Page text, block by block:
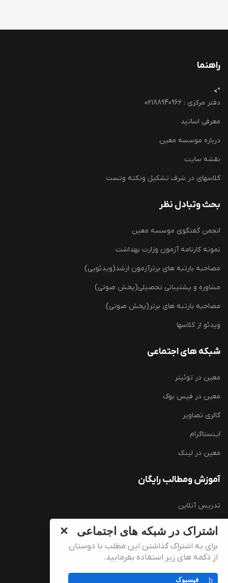
راهنما
">
دفتر مرکزی : 02188940962
معرفی اساتید
درباره موسسه معین
نقشه سایت
کلاسهای در شرف تشکیل ونکته وتست
بحث وتبادل نظر
انجمن گفتگوی موسسه معین
نمونه کارنامه آزمون وزارت بهداشت
مصاحبه بارتبه های برترآزمون ارشد(ویدئویی)
مشاوره و پشتیبانی تحصیلی(پخش صوتی)
مصاحبه بارتبه های برتر(پخش صوتی)
ویدئو از کلاسها
شبکه های اجتماعی
معین در توئیتر
معین در فیس بوک
گالری تصاویر
اینستاگرام
معین در لینک
آموزش ومطالب رایگان
تدریس آنلاین
آموزش زبان انگلیسی (رایگان)
سوالات کارشناسی ارشد وزارت بهداشت
سوالات دکتری تخصصی وزارت بهداشت
اشتراک در شبکه های اجتماعی
برای به اشتراک گذاشتن این مطلب با دوستان
از دکمه های زیر استفاده بفرمایید.
فیسبوک